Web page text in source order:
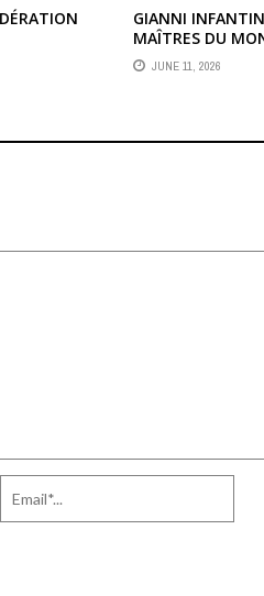
GIANNI
MAÎTRES DU
D’IMMIGRATION
JUNE 11, 2026